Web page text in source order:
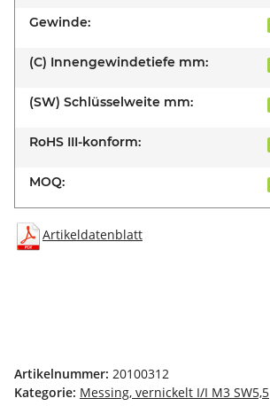
Gewinde:
(C) Innengewindetiefe mm:
(SW) Schlüsselweite mm:
RoHS III-konform:
MOQ:
Artikeldatenblatt
Artikelnummer: 20100312
Kategorie: Messing, vernickelt I/I M3 SW5,5